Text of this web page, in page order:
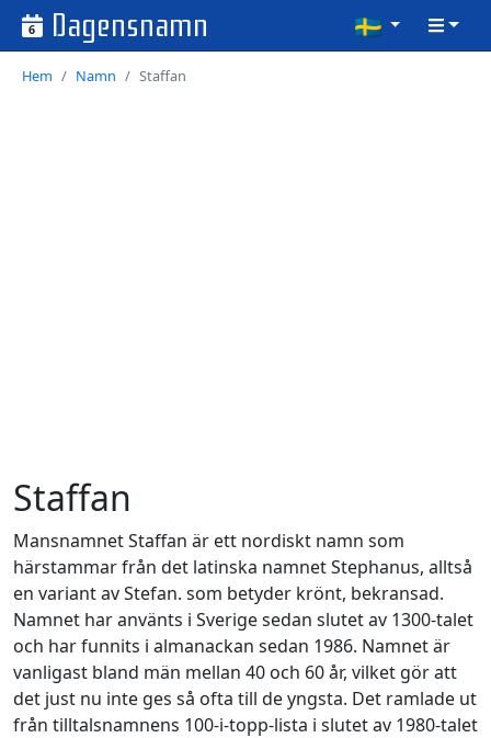
6 Dagensnamn
Hem Namn Staffan
Staffan
Mansnamnet Staffan är ett nordiskt namn som
härstammar från det latinska namnet Stephanus, alltså
en variant av Stefan. som betyder krönt, bekransad.
Namnet har använts i Sverige sedan slutet av 1300-talet
och har funnits i almanackan sedan 1986. Namnet är
vanligast bland män mellan 40 och 60 år, vilket gör att
det just nu inte ges så ofta till de yngsta. Det ramlade ut
från tilltalsnamnens 100-i-topp-lista i slutet av 1980-talet